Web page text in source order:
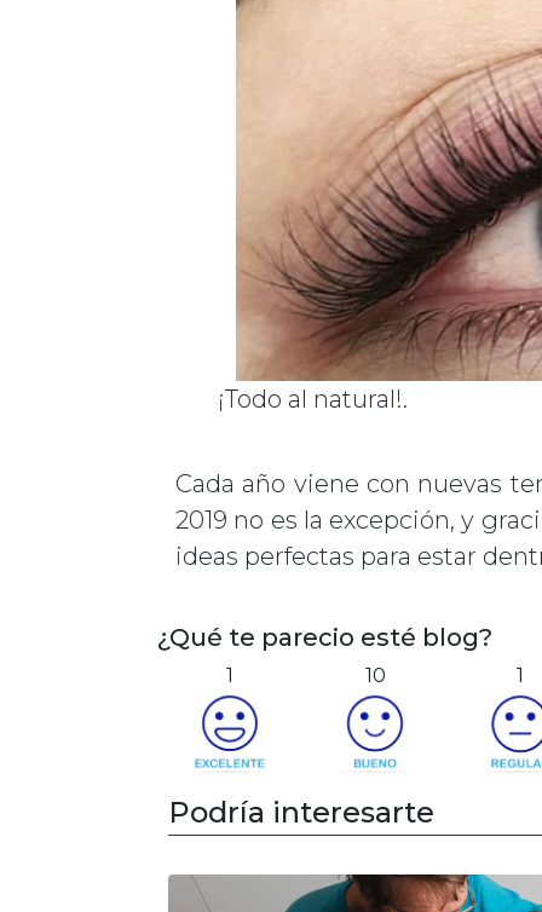
¡Todo al natural!.
Cada año viene con nuevas
2019 no es la excepción, y
ideas perfectas para estar
¿Qué te parecio esté blog?
1 10 1
Podría interesarte